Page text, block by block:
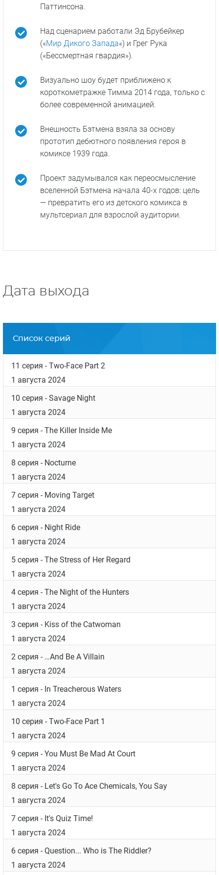
Паттинсона.
Над сценарием работали Эд Брубейкер
(«Мир Дикого Запада«) и Грег Рука
(«Бессмертная гвардия»).
Визуально шоу будет приближено к
короткометражке Тимма 2014 года, только с
более современной анимацией.
Внешность Бэтмена взяла за основу
прототип дебютного появления героя в
комиксе 1939 года.
Проект задумывался как переосмысление
вселенной Бэтмена начала 40-х годов: цель
— превратить его из детского комикса в
мультсериал для взрослой аудитории.
Дата выхода
Список серий
11 серия - Two-Face Part 2
1 августа 2024
10 серия - Savage Night
1 августа 2024
9 серия - The Killer Inside Me
1 августа 2024
8 серия - Nocturne
1 августа 2024
7 серия - Moving Target
1 августа 2024
6 серия - Night Ride
1 августа 2024
5 серия - The Stress of Her Regard
1 августа 2024
4 серия - The Night of the Hunters
1 августа 2024
3 серия - Kiss of the Catwoman
1 августа 2024
2 серия - …And Be A Villain
1 августа 2024
1 серия - In Treacherous Waters
1 августа 2024
10 серия - Two-Face Part 1
1 августа 2024
9 серия - You Must Be Mad At Court
1 августа 2024
8 серия - Let's Go To Ace Chemicals, You Say
1 августа 2024
7 серия - It's Quiz Time!
1 августа 2024
6 серия - Question... Who is The Riddler?
1 августа 2024